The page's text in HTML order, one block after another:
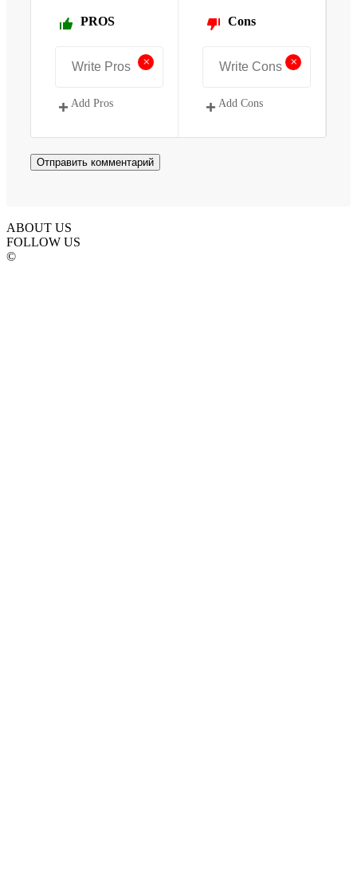
PROS
+
Add Pros
Cons
+
Add Cons
ABOUT US
FOLLOW US
©